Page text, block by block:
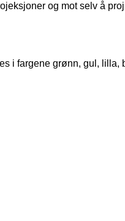
og mot selv å
i fargene grønn, gul, lilla,